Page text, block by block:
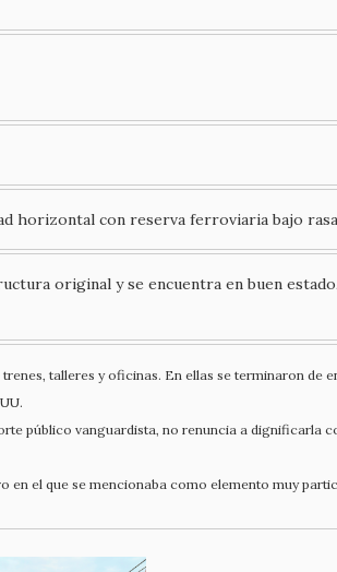
horizontal con reserva ferroviaria bajo
original y se encuentra en buen
talleres y oficinas. En ellas se terminaron de
público vanguardista, no renuncia a dignificarla
el que se mencionaba como elemento muy